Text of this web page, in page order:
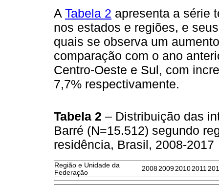
A Tabela 2 apresenta a série
nos estados e regiões, e
quais se observa um
comparação com o ano
Centro-Oeste e Sul, com
7,7% respectivamente.
Tabela 2 – Distribuição das
Barré (N=15.512) segundo
residência, Brasil, 2008-2017
Região e Unidade da
Federação
2008 2009 2010 2011